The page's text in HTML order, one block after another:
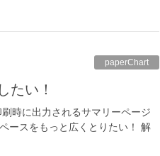
paperChart
たい！
時に出力されるサマリーページ
ースをもっと広くとりたい！ 解